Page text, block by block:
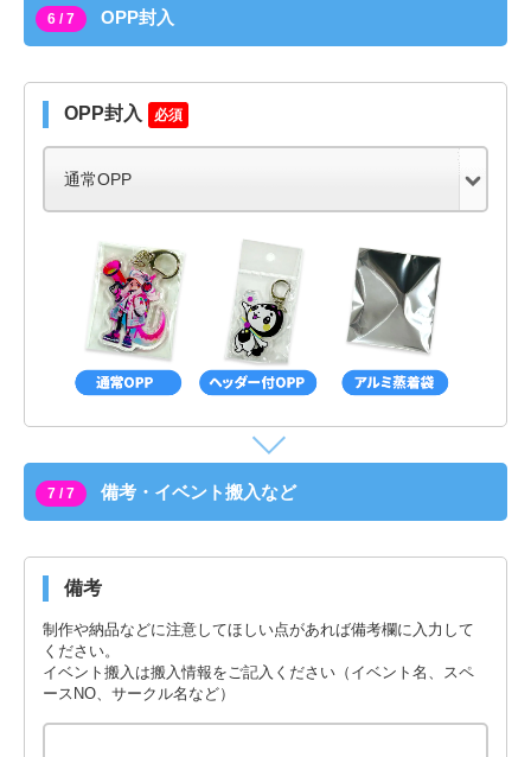
6 / 7 OPP封入
OPP封入 必須
7 / 7 備考・イベント搬入など
備考
制作や納品などに注意してほしい点があれば備考欄に入力して
ください。
イベント搬入は搬入情報をご記入ください（イベント名、スペ
ースNO、サークル名など）